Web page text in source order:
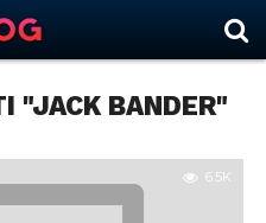
"JACK BANDER"
6.5K